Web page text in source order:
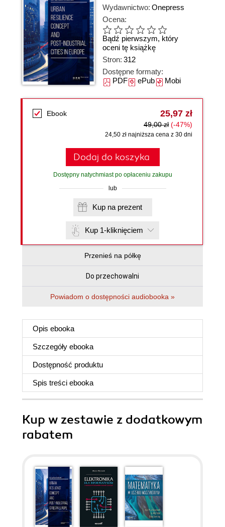
Wydawnictwo: Onepress
Ocena:
Bądź pierwszym, który
oceni tę książkę
Stron: 312
Dostępne formaty:
PDFePubMobi
Ebook 25,97 zł
49,00 zł (-47%)
24,50 zł najniższa cena z 30 dni
Dodaj do koszyka
Dostępny natychmiast po opłaceniu zakupu
lub
Kup na prezent
Kup 1-kliknięciem
Przenieś na półkę
Do przechowalni
Powiadom o dostępności audiobooka »
Opis ebooka
Szczegóły ebooka
Dostępność produktu
Spis treści ebooka
Kup w zestawie z dodatkowym
rabatem